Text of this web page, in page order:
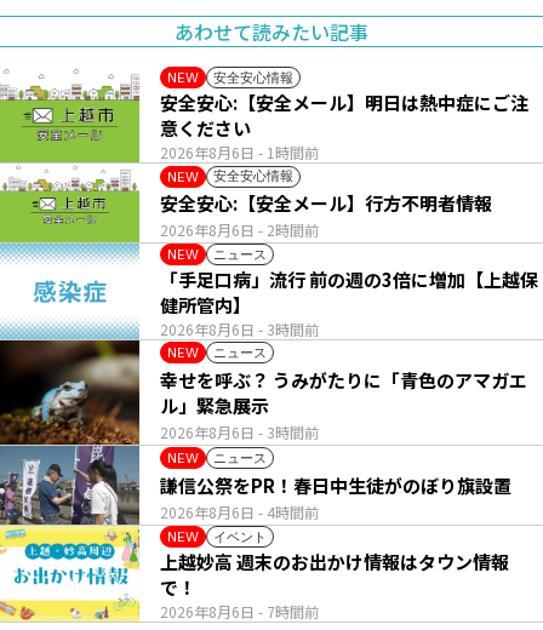
あわせて読みたい記事
NEW 安全安心情報
2026年8月6日 - 1時間前
安全安心:【安全メール】明日は熱中症にご注
意ください
NEW 安全安心情報
2026年8月6日 - 2時間前
安全安心:【安全メール】行方不明者情報
NEW ニュース
2026年8月6日 - 3時間前
「手足口病」流行 前の週の3倍に増加【上越保
健所管内】
NEW ニュース
2026年8月6日 - 3時間前
幸せを呼ぶ？ うみがたりに「青色のアマガエ
ル」緊急展示
NEW ニュース
2026年8月6日 - 4時間前
謙信公祭をPR！春日中生徒がのぼり旗設置
NEW イベント
2026年8月6日 - 7時間前
上越妙高 週末のお出かけ情報はタウン情報
で！